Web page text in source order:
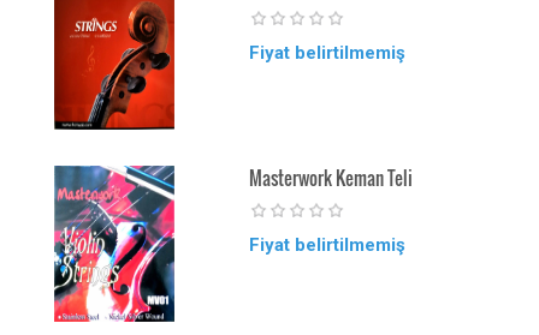
Fiyat belirtilmemiş
Masterwork Keman Teli
Fiyat belirtilmemiş